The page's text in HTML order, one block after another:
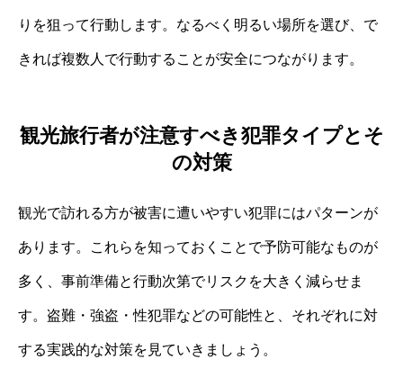
りを狙って行動します。なるべく明るい場所を選び、で
きれば複数人で行動することが安全につながります。
観光旅行者が注意すべき犯罪タイプとそ
の対策
観光で訪れる方が被害に遭いやすい犯罪にはパターンが
あります。これらを知っておくことで予防可能なものが
多く、事前準備と行動次第でリスクを大きく減らせま
す。盗難・強盗・性犯罪などの可能性と、それぞれに対
する実践的な対策を見ていきましょう。